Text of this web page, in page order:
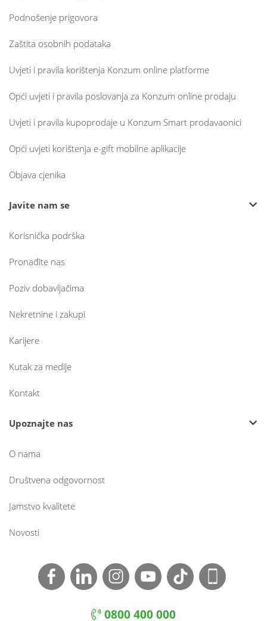
Podnošenje prigovora
Zaštita osobnih podataka
Uvjeti i pravila korištenja Konzum online platforme
Opći uvjeti i pravila poslovanja za Konzum online prodaju
Uvjeti i pravila kupoprodaje u Konzum Smart prodavaonici
Opći uvjeti korištenja e-gift mobilne aplikacije
Objava cjenika
Javite nam se
Korisnička podrška
Pronađite nas
Poziv dobavljačima
Nekretnine i zakupi
Karijere
Kutak za medije
Kontakt
Upoznajte nas
O nama
Društvena odgovornost
Jamstvo kvalitete
Novosti
0800 400 000